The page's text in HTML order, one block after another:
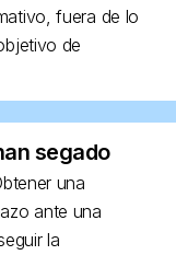
fuera de lo
de
segado
una
ante una
la